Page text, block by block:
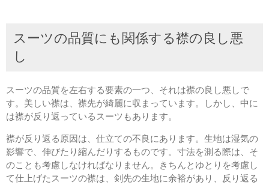
スーツの品質にも関係する襟の良し悪
し
スーツの品質を左右する要素の一つ、それは襟の良し悪しで
す。美しい襟は、襟先が綺麗に収まっています。しかし、中に
は襟が反り返っているスーツもあります。
襟が反り返る原因は、仕立ての不良にあります。生地は湿気の
影響で、伸びたり縮んだりするものです。寸法を測る際は、そ
のことも考慮しなければなりません。きちんとゆとりを考慮し
て仕上げたスーツの襟は、剣先の生地に余裕があり、反り返る